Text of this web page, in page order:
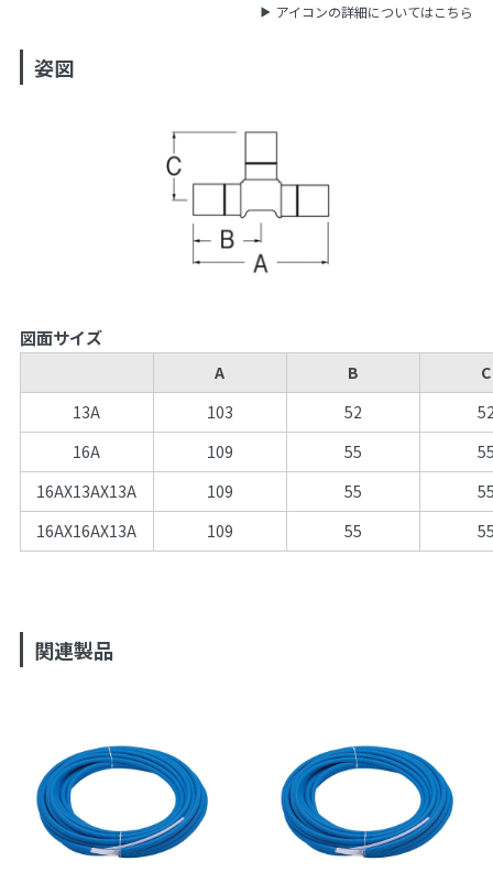
アイコンの詳細についてはこちら
姿図
図面サイズ
A B
C
13A
103 52
16A
109 55
16AX13AX13A
109 55
16AX16AX13A
109 55
関連製品